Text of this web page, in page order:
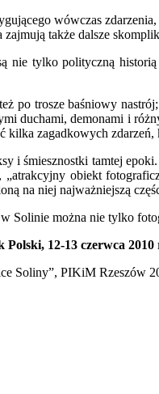
wówczas
także dalsze
nie tylko polityczną
po trosze baśniowy
duchami, demonami i
kilka zagadkowych
i śmiesznostki tamtej
„atrakcyjny obiekt
na niej najważniejszą
Solinie można nie tylko
Polski, 12-13 czerwca
Soliny”, PIKiM Rzeszów